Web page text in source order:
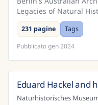
Legacies of Natural
Museum für
open a...
231 pagine
Tags
Pubblicatogen 2024
Eduard Hackel and
Naturhistorisches